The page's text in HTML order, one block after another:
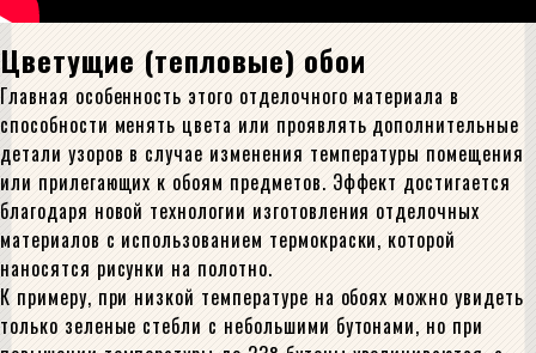
Цветущие (тепловые) обои
Главная особенность этого отделочного материала в
способности менять цвета или проявлять дополнительные
детали узоров в случае изменения температуры помещения
или прилегающих к обоям предметов. Эффект достигается
благодаря новой технологии изготовления отделочных
материалов с использованием термокраски, которой
наносятся рисунки на полотно.
К примеру, при низкой температуре на обоях можно увидеть
только зеленые стебли с небольшими бутонами, но при